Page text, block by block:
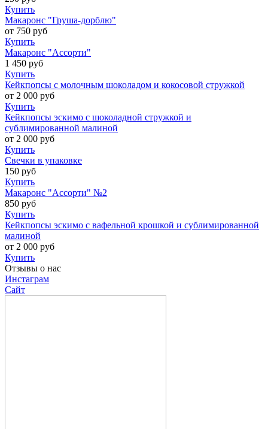
Купить
Макаронс "Груша-дорблю"
от 750 руб
Купить
Макаронс "Ассорти"
1 450 руб
Купить
Кейкпопсы с молочным шоколадом и кокосовой стружкой
от 2 000 руб
Купить
Кейкпопсы эскимо с шоколадной стружкой и
сублимированной малиной
от 2 000 руб
Купить
Свечки в упаковке
150 руб
Купить
Макаронс "Ассорти" №2
850 руб
Купить
Кейкпопсы эскимо с вафельной крошкой и сублимированной
малиной
от 2 000 руб
Купить
Отзывы о нас
Инстаграм
Сайт